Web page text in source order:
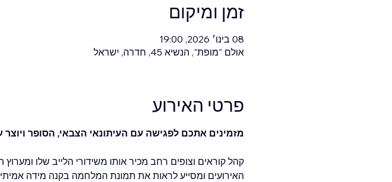
זמן ומיקום
08 בינו׳ 2026, 19:00
אולם "מופת", הנשיא 45, חדרה, ישראל
פרטי האירוע
מזמינים אתכם לפגישה עם העיתונאי הצבאי, הסופר ויוצר
קהל קוראים וצופים רחב מכיר אותו משידורי הלייב שלו
האירועים ומסייע לראות את תמונת המלחמה בקנה מידה